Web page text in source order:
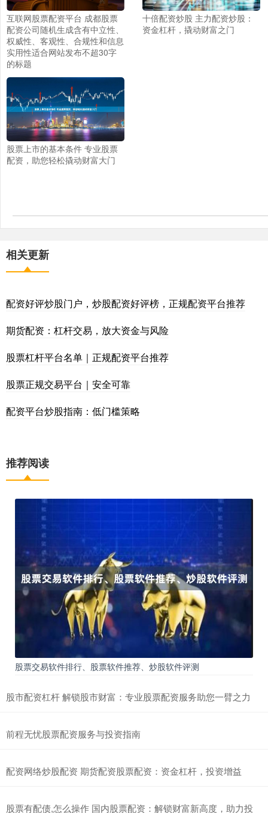
互联网股票配资平台 成都股票
配资公司随机生成含有中立性、
权威性、客观性、合规性和信息
实用性适合网站发布不超30字
的标题
十倍配资炒股 主力配资炒股：
资金杠杆，撬动财富之门
股票上市的基本条件 专业股票
配资，助您轻松撬动财富大门
相关更新
配资好评炒股门户，炒股配资好评榜，正规配资平台推荐
期货配资：杠杆交易，放大资金与风险
股票杠杆平台名单｜正规配资平台推荐
股票正规交易平台｜安全可靠
配资平台炒股指南：低门槛策略
推荐阅读
股票交易软件排行、股票软件推荐、炒股软件评测
股市配资杠杆 解锁股市财富：专业股票配资服务助您一臂之力
前程无忧股票配资服务与投资指南
配资网络炒股配资 期货配资股票配资：资金杠杆，投资增益
股票有配债,怎么操作 国内股票配资：解锁财富新高度，助力投